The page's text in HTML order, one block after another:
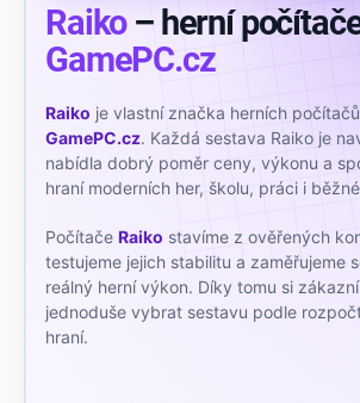
Raiko– herní
GamePC.cz
Raiko je vlastní značka herních
GamePC.cz. Každá sestava Raiko je
nabídla dobrý poměr ceny, výkonu a
hraní moderních her, školu, práci i
Počítače Raiko stavíme z ověřených
testujeme jejich stabilitu a zaměřujeme
reálný herní výkon. Díky tomu si
jednoduše vybrat sestavu podle
hraní.